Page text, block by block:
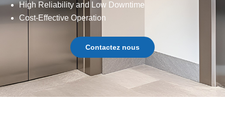
High Reliability and Low Downtime
Cost-Effective Operation
Contactez nous